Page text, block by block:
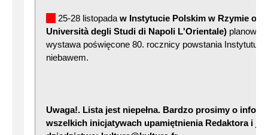
25-28 listopada w Instytucie Polskim w Rzymie
Università degli Studi di Napoli L'Orientale)
wystawa poświęcone 80. rocznicy powstania Instytutu
niebawem.
Uwaga!. Lista jest niepełna. Bardzo prosimy o
wszelkich inicjatywach upamiętnienia Redaktora i